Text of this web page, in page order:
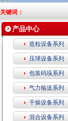
关键词：
产品中心
造粒设备系列
压球设备系列
包装码垛系列
气力输送系列
干燥设备系列
混合设备系列